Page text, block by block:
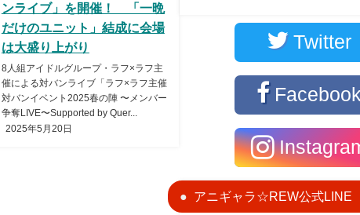
ンライブ」を開催！ 「一晩
だけのユニット」結成に会場
は大盛り上がり
8人組アイドルグループ・ラフ×ラフ主
催による対バンライブ「ラフ×ラフ主催
対バンイベント2025春の陣 〜メンバー
争奪LIVE〜Supported by Quer...
2025年5月20日
Twitter
Facebook
アニギャラ☆REW公式LINE